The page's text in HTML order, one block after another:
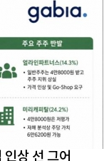
상 선 그어